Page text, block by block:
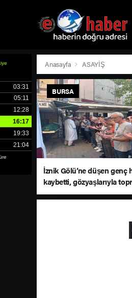
Anasayfa ASAYİŞ
BURSA
İznik Gölü’ne düşen genç
kaybetti, gözyaşlarıyla